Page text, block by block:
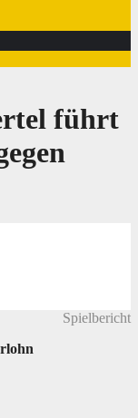
führt
Spielbericht